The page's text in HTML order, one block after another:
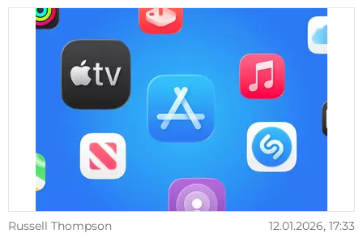
Russell Thompson 12.01.2026, 17:33